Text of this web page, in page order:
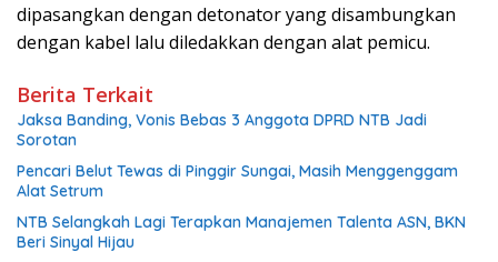
dipasangkan dengan detonator yang disambungkan
dengan kabel lalu diledakkan dengan alat pemicu.
Berita Terkait
Jaksa Banding, Vonis Bebas 3 Anggota DPRD NTB Jadi
Sorotan
Pencari Belut Tewas di Pinggir Sungai, Masih Menggenggam
Alat Setrum
NTB Selangkah Lagi Terapkan Manajemen Talenta ASN, BKN
Beri Sinyal Hijau